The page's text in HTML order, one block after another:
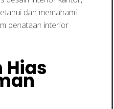
dan memahami
penataan interior
Hias